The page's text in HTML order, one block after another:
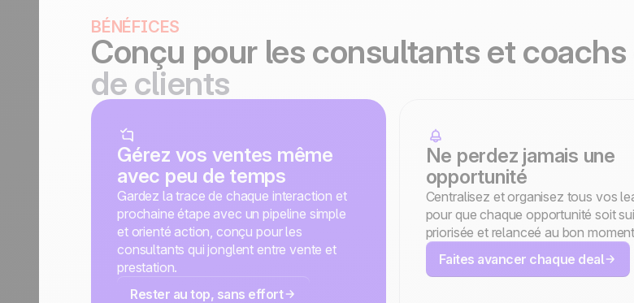
BÉNÉFICES
Conçu pour les consultants et coachs
de clients
Gérez vos ventes même
avec peu de temps
Gardez la trace de chaque interaction et
prochaine étape avec un pipeline simple
et orienté action, conçu pour les
consultants qui jonglent entre vente et
prestation.
Rester au top, sans effort
Ne perdez jamais une
opportunité
Centralisez et organisez tous vos
pour que chaque opportunité soit
priorisée et relanceé au bon
Faites avancer chaque deal